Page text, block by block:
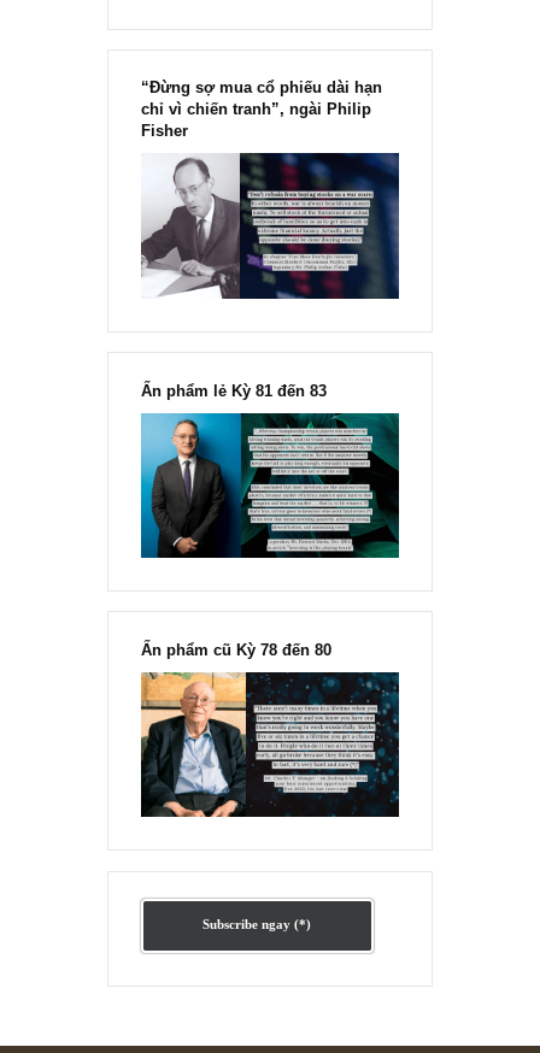
“Đừng sợ mua cổ phiếu dài hạn
chỉ vì chiến tranh”, ngài Philip
Fisher
Ấn phẩm lẻ Kỳ 81 đến 83
Ấn phẩm cũ Kỳ 78 đến 80